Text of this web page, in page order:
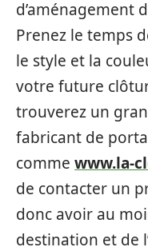
d’aménagement
Prenez le temps
le style et la
votre future
trouverez un
fabricant de
comme www.la-
de contacter un
donc avoir au
destination et de